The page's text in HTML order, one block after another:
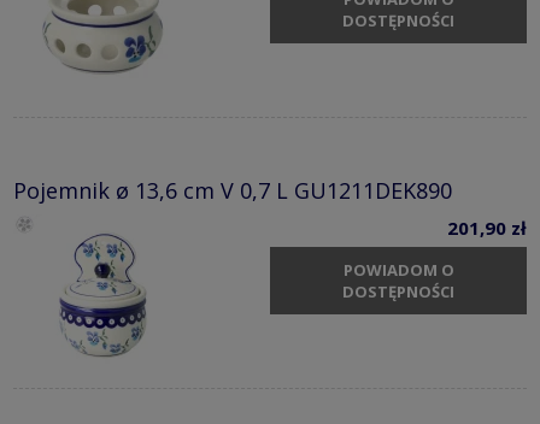
DOSTĘPNOŚCI
Pojemnik ø 13,6 cm V 0,7 L GU1211DEK890
201,90 zł
POWIADOM O
DOSTĘPNOŚCI